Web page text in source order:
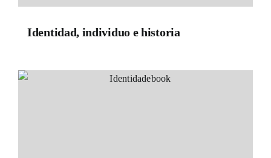
Identidad, individuo e historia